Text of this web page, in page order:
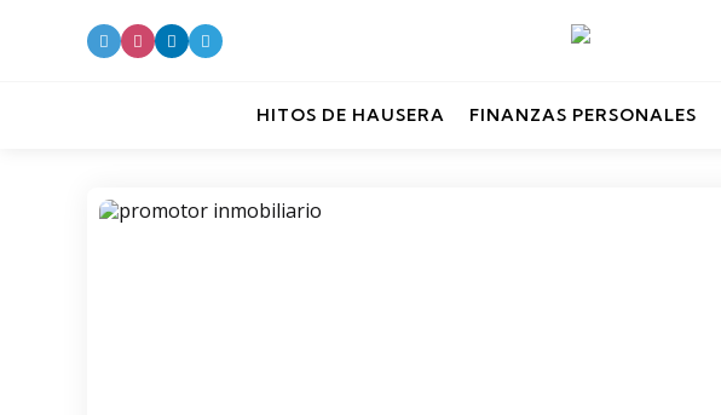
HITOS DE HAUSERA FINANZAS PERSONALES